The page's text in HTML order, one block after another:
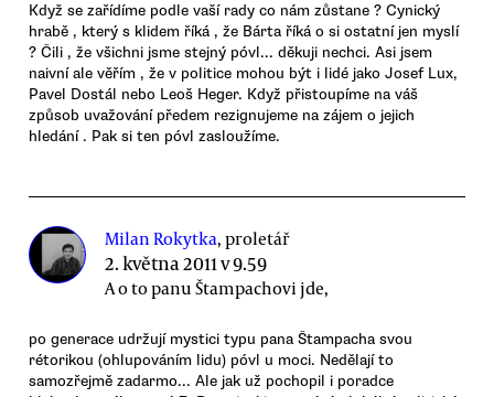
Když se zařídíme podle vaší rady co nám zůstane ? Cynický
hrabě , který s klidem říká , že Bárta říká o si ostatní jen myslí
? Čili , že všichni jsme stejný póvl... děkuji nechci. Asi jsem
naivní ale věřím , že v politice mohou být i lidé jako Josef Lux,
Pavel Dostál nebo Leoš Heger. Když přistoupíme na váš
způsob uvažování předem rezignujeme na zájem o jejich
hledání . Pak si ten póvl zasloužíme.
Milan Rokytka, proletář
2. května 2011 v 9.59
A o to panu Štampachovi jde,
po generace udržují mystici typu pana Štampacha svou
rétorikou (ohlupováním lidu) póvl u moci. Nedělají to
samozřejmě zadarmo... Ale jak už pochopil i poradce